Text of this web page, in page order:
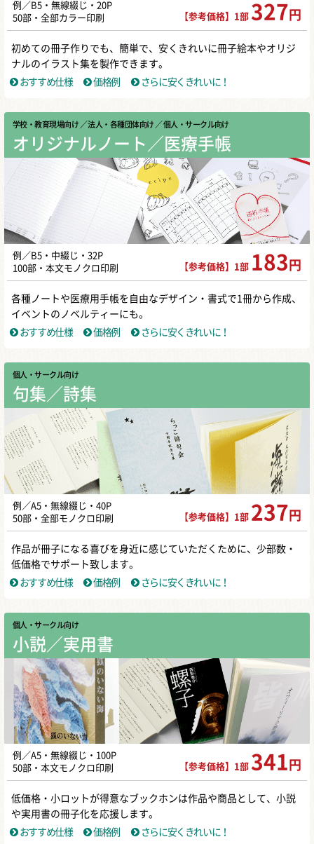
例／B5・無線綴じ・20P
50部・全部カラー印刷
【参考価格】1部 327 円
初めての冊子作りでも、簡単で、安くきれいに冊子絵本やオリジ
ナルのイラスト集を製作できます。
おすすめ仕様
価格例 さらに安くきれいに！
学校・教育現場向け ／ 法人・各種団体向け ／ 個人・サークル向け
オリジナルノート／医療手帳
例／B5・中綴じ・32P
100部・本文モノクロ印刷
【参考価格】1部 183 円
各種ノートや医療用手帳を自由なデザイン・書式で1冊から作成、
イベントのノベルティーにも。
おすすめ仕様
価格例 さらに安くきれいに！
個人・サークル向け
句集／詩集
例／A5・無線綴じ・40P
50部・全部モノクロ印刷
【参考価格】1部 237 円
作品が冊子になる喜びを身近に感じていただくために、少部数・
低価格でサポート致します。
おすすめ仕様
価格例 さらに安くきれいに！
個人・サークル向け
小説／実用書
例／A5・無線綴じ・100P
50部・本文モノクロ印刷
【参考価格】1部 341 円
低価格・小ロットが得意なブックホンは作品や商品として、小説
や実用書の冊子化を応援します。
おすすめ仕様
価格例 さらに安くきれいに！